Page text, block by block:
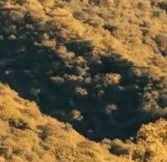
Autos, die im
Car-Videos